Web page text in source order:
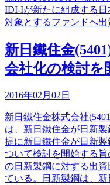
IDI-Iが新たに組成する
対象とするファンドへ
新日鐵住金
会社化の検討を
2016年02月02日
新日鐵住金株式会社
は、新日鐵住金が日新
提に新日鐵住金が日新
ついて検討を開始する
の日新製鋼に対する出
ている。日新製鋼は、